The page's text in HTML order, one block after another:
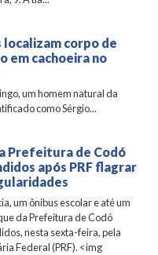
localizam corpo de
em cachoeira no
um homem natural da
como Sérgio...
Prefeitura de Codó
após PRF flagrar
um ônibus escolar e até um
da Prefeitura de Codó
nesta sexta-feira, pela
Federal (PRF). <img